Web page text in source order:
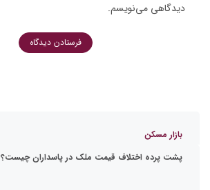
دیدگاهی می‌نویسم.
بازار مسکن
پشت پرده اختلاف قیمت ملک در پاسداران چیست؟